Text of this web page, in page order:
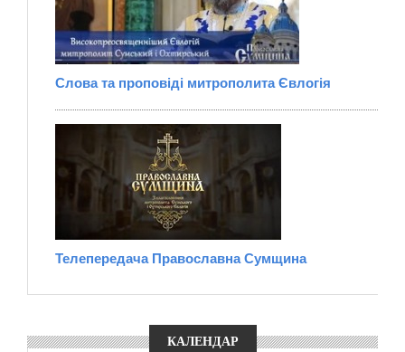
Слова та проповіді митрополита Євлогія
Телепередача Православна Сумщина
КАЛЕНДАР